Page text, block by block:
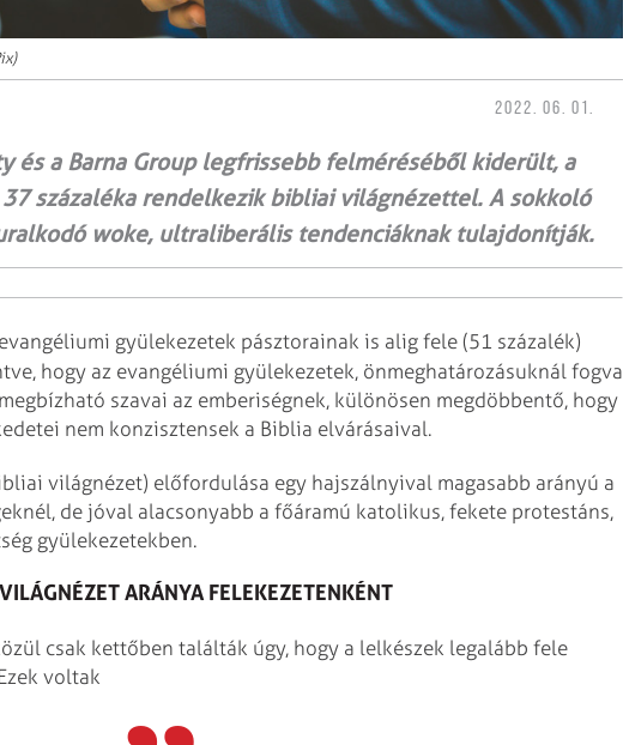
2022. 06. 01.
és a Barna Group legfrissebb felméréséből kiderült, a
százaléka rendelkezik bibliai világnézettel. A sokkoló
woke, ultraliberális tendenciáknak tulajdonítják.
gyülekezetek pásztorainak is alig fele (51 százalék)
hogy az evangéliumi gyülekezetek, önmeghatározásuknál fogva
szavai az emberiségnek, különösen megdöbbentő, hogy
nem konzisztensek a Biblia elvárásaival.
világnézet) előfordulása egy hajszálnyival magasabb arányú a
de jóval alacsonyabb a főáramú katolikus, fekete protestáns,
gyülekezetekben.
ARÁNYA FELEKEZETENKÉNT
csak kettőben találták úgy, hogy a lelkészek legalább fele
voltak